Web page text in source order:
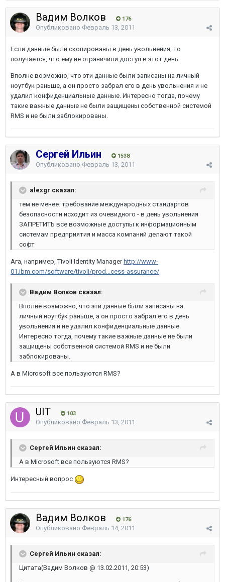
Вадим Волков 176
Опубликовано Февраль 13, 2011
Если данные были скопированы в день увольнения, то
получается, что ему не ограничили доступ в этот день.
Вполне возможно, что эти данные были записаны на личный
ноутбук раньше, а он просто забрал его в день увольнения и не
удалил конфиденциальные данные. Интересно тогда, почему
такие важные данные не были защищены собственной системой
RMS и не были заблокированы.
Сергей Ильин 1538
Опубликовано Февраль 13, 2011
alexgr сказал:
тем не менее. требование международных стандартов
безопасности исходит из очевидного - в день увольнения
ЗАПРЕТИТЬ все возможные доступы к информационным
системам предприятия и масса компаний делают такой
софт
Ага, например, Tivoli Identity Manager http://www-
01.ibm.com/software/tivoli/prod...cess-assurance/
Вадим Волков сказал:
Вполне возможно, что эти данные были записаны на
личный ноутбук раньше, а он просто забрал его в день
увольнения и не удалил конфиденциальные данные.
Интересно тогда, почему такие важные данные не были
защищены собственной системой RMS и не были
заблокированы.
А в Microsoft все пользуются RMS?
UIT 103
Опубликовано Февраль 13, 2011
Сергей Ильин сказал:
А в Microsoft все пользуются RMS?
Интересный вопрос
Вадим Волков 176
Опубликовано Февраль 14, 2011
Сергей Ильин сказал:
Цитата(Вадим Волков @ 13.02.2011, 20:53)